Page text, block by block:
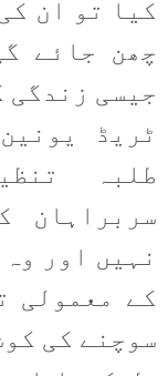
کیا تو ان
چھن جائے
جیسی
ٹریڈ
طلبہ
سربراہان
نہیں اور
کے معمولی
سوچنے کی